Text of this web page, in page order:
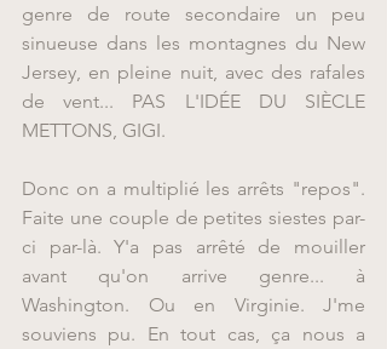
genre de route secondaire un peu
sinueuse dans les montagnes du New
Jersey, en pleine nuit, avec des rafales
de vent... PAS L'IDÉE DU SIÈCLE
METTONS, GIGI.
Donc on a multiplié les arrêts "repos".
Faite une couple de petites siestes par-
ci par-là. Y'a pas arrêté de mouiller
avant qu'on arrive genre... à
Washington. Ou en Virginie. J'me
souviens pu. En tout cas, ça nous a